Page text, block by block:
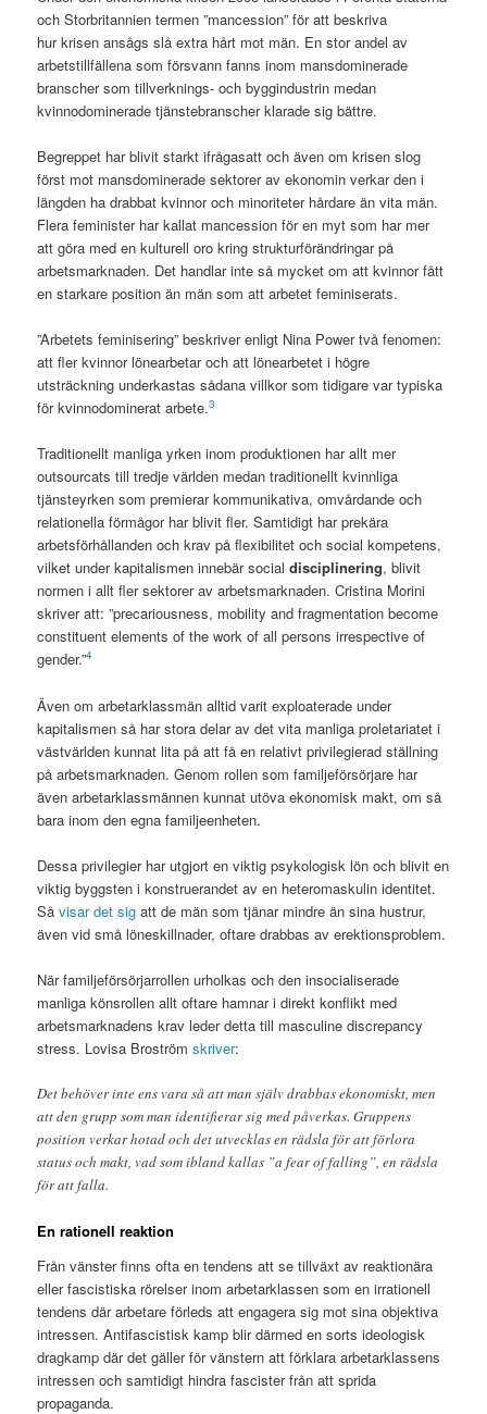
och Storbritannien termen ”mancession” för att beskriva
hur krisen ansågs slå extra hårt mot män. En stor andel av
arbetstillfällena som försvann fanns inom mansdominerade
branscher som tillverknings- och byggindustrin medan
kvinnodominerade tjänstebranscher klarade sig bättre.
Begreppet har blivit starkt ifrågasatt och även om krisen slog
först mot mansdominerade sektorer av ekonomin verkar den i
längden ha drabbat kvinnor och minoriteter hårdare än vita män.
Flera feminister har kallat mancession för en myt som har mer
att göra med en kulturell oro kring strukturförändringar på
arbetsmarknaden. Det handlar inte så mycket om att kvinnor fått
en starkare position än män som att arbetet feminiserats.
”Arbetets feminisering” beskriver enligt Nina Power två fenomen:
att fler kvinnor lönearbetar och att lönearbetet i högre
utsträckning underkastas sådana villkor som tidigare var typiska
för kvinnodominerat arbete.3
Traditionellt manliga yrken inom produktionen har allt mer
outsourcats till tredje världen medan traditionellt kvinnliga
tjänsteyrken som premierar kommunikativa, omvårdande och
relationella förmågor har blivit fler. Samtidigt har prekära
arbetsförhållanden och krav på flexibilitet och social kompetens,
vilket under kapitalismen innebär socialdisciplinering, blivit
normen i allt fler sektorer av arbetsmarknaden. Cristina Morini
skriver att: ”precariousness, mobility and fragmentation become
constituent elements of the work of all persons irrespective of
gender.”4
Även om arbetarklassmän alltid varit exploaterade under
kapitalismen så har stora delar av det vita manliga proletariatet i
västvärlden kunnat lita på att få en relativt privilegierad ställning
på arbetsmarknaden. Genom rollen som familjeförsörjare har
även arbetarklassmännen kunnat utöva ekonomisk makt, om så
bara inom den egna familjeenheten.
Dessa privilegier har utgjort en viktig psykologisk lön och blivit en
viktig byggsten i konstruerandet av en heteromaskulin identitet.
Såvisar det sig att de män som tjänar mindre än sina hustrur,
även vid små löneskillnader, oftare drabbas av erektionsproblem.
När familjeförsörjarrollen urholkas och den insocialiserade
manliga könsrollen allt oftare hamnar i direkt konflikt med
arbetsmarknadens krav leder detta till masculine discrepancy
stress. Lovisa Broströmskriver:
Det behöver inte ens vara så att man själv drabbas ekonomiskt, men
att den grupp som man identifierar sig med påverkas. Gruppens
position verkar hotad och det utvecklas en rädsla för att förlora
status och makt, vad som ibland kallas ”a fear of falling”, en rädsla
för att falla.
En rationell reaktion
Från vänster finns ofta en tendens att se tillväxt av reaktionära
eller fascistiska rörelser inom arbetarklassen som en irrationell
tendens där arbetare förleds att engagera sig mot sina objektiva
intressen. Antifascistisk kamp blir därmed en sorts ideologisk
dragkamp där det gäller för vänstern att förklara arbetarklassens
intressen och samtidigt hindra fascister från att sprida
propaganda.